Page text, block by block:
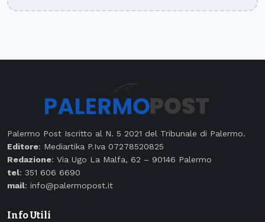
Palermo Post Iscritto al N. 5 2021 del Tribunale di Palermo.
Editore: Mediartika P.Iva 07278520825
Redazione: Via Ugo La Malfa, 62 – 90146 Palermo
tel: 351 606 6690
mail: info@palermopost.it
Info Utili